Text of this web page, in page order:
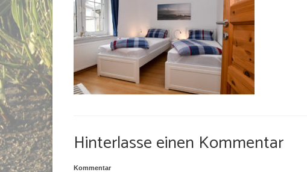
Hinterlasse einen Kommentar
Kommentar